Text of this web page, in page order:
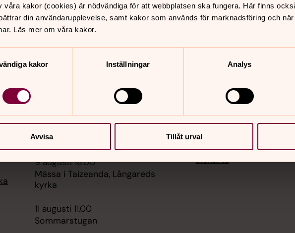
våra kakor (cookies) är nödvändiga för att webbplatsen ska fungera. Här finns
din användarupplevelse, samt kakor som används för marknadsföring och
Läs mer om våra kakor.
kakor
Inställningar Analys
Avvisa Tillåt urval
Kalender
Torgsång. Sv kyrkan
9 augusti 11.00
Mc-gudstjänst, Erska kyrka
9 augusti 18.00
Mässa i Taizeanda, Långareds
kyrka
11 augusti 11.00
Sommarstugan
Hitta snabbt
Kontakt
Begravning och
Förtroendevalda
Konfirmation
Sidkarta